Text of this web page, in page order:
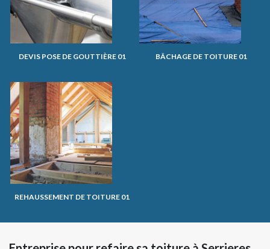
DEVIS POSE DE GOUTTIÈRE 01 BÂCHAGE DE TOITURE 01
REHAUSSEMENT DE TOITURE 01